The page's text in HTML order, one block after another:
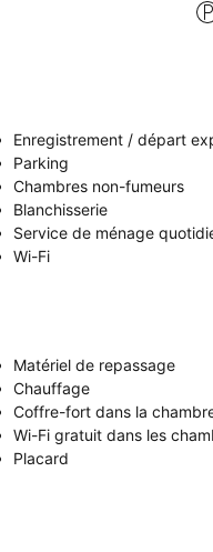
Enregistrement / départ
Parking
Chambres non-fumeurs
Blanchisserie
Service de ménage
Wi-Fi
Matériel de repassage
Chauffage
Coffre-fort dans la
Wi-Fi gratuit dans les
Placard